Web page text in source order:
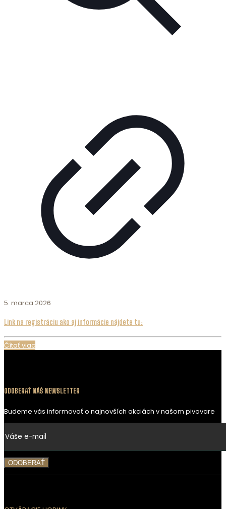
5. marca 2026
Link na registráciu ako aj informácie nájdete tu:
Čítať viac
ODOBERAŤ NÁŠ NEWSLETTER
Budeme vás informovať o najnovších akciách v našom pivovare